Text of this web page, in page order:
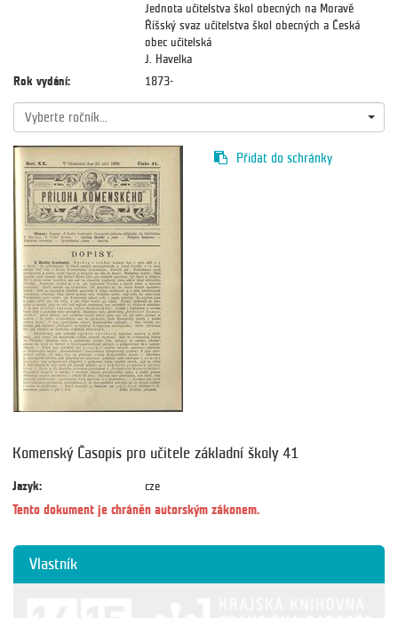
Jednota učitelstva škol obecných na Moravě
Říšský svaz učitelstva škol obecných a Česká
obec učitelská
J. Havelka
Rok vydání:
1873-
Vyberte ročník...
Přidat do schránky
Komenský Časopis pro učitele základní školy 41
Jazyk: cze
Tento dokument je chráněn autorským zákonem.
Vlastník